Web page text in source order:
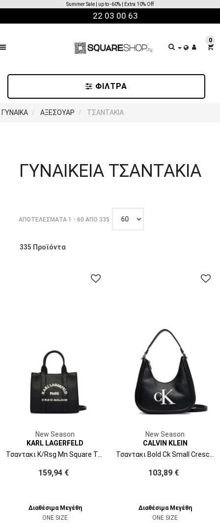
Code: EXTRA10 | (★) Items
22 03 00 63
0
ΓΥΝΑΙΚΑ ΑΞΕΣΟΥΑΡ ΤΣΑΝΤΑΚΙΑ
ΦΙΛΤΡΑ
ΓΥΝΑΙΚΕΙΑ ΤΣΑΝΤΑΚΙΑ
ΝΕΕΣ
Κατηγορία
Επαναφορά
όλων
ΑΠΟΤΕΛΈΣΜΑΤΑ 1 - 60 ΑΠΌ 335
335 Προϊόντα
New Season
KARL LAGERFELD
159,94 €
Διαθέσιμα Μεγέθη
ONE SIZE
New Season
CALVIN KLEIN
103,89 €
Διαθέσιμα Μεγέθη
ONE SIZE